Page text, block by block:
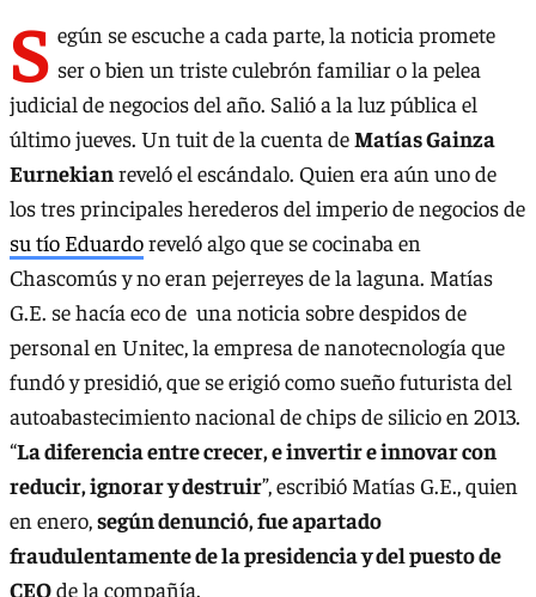
S egún se escuche a cada parte, la noticia promete
ser o bien un triste culebrón familiar o la pelea
judicial de negocios del año. Salió a la luz pública el
último jueves. Un tuit de la cuenta deMatías Gainza
Eurnekianreveló el escándalo. Quien era aún uno de
los tres principales herederos del imperio de negocios de
su tío Eduardoreveló algo que se cocinaba en
Chascomús y no eran pejerreyes de la laguna. Matías
G.E. se hacía eco de una noticia sobre despidos de
personal en Unitec, la empresa de nanotecnología que
fundó y presidió, que se erigió como sueño futurista del
autoabastecimiento nacional de chips de silicio en 2013.
“La diferencia entre crecer, e invertir e innovar con
reducir, ignorar y destruir”, escribió Matías G.E., quien
en enero,según denunció, fue apartado
fraudulentamente de la presidencia y del puesto de
CEOde la compañía.